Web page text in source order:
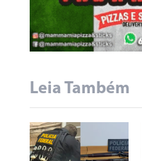
Leia Também